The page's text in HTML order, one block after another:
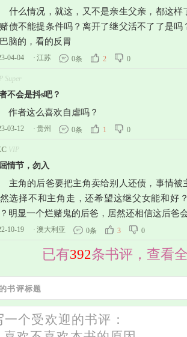
么情况，就这，又不是亲生父亲，都这样
债不能提条件吗？离开了继父活不了了是
脑的，看的反胃
04-04 · 江苏 0条 2 0
Super
不会是抖s吧？
者这么喜欢自虐吗？
03-12 · 贵州 0条 1 0
VIP
情节，勿入
角的后爸要把主角卖给别人还债，事情被
选择不和主角走，还希望这继父女能和好
明显一个烂赌鬼的后爸，居然还相信这后爸
10-19 · 澳大利亚 0条 3 0
已有392条书评，查看